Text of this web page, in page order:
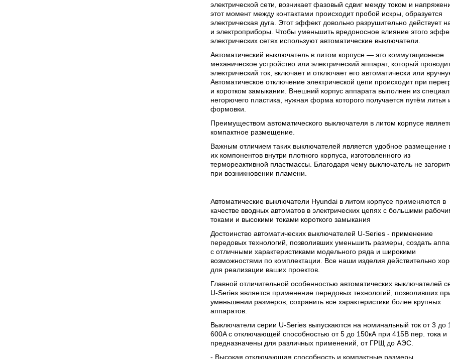
электрической сети, возникает фазовый сдвиг между током и
этот момент между контактами происходит пробой искры, образуется
электрическая дуга. Этот эффект довольно разрушительно действует
и электроприборы. Чтобы уменьшить вредоносное влияние этого
электрических сетях используют автоматические выключатели.
Автоматический выключатель в литом корпусе — это коммутационное
механическое устройство или электрический аппарат, который
электрический ток, включает и отключает его автоматически или
Автоматическое отключение электрической цепи происходит при
и коротком замыкании. Внешний корпус аппарата выполнен из
негорючего пластика, нужная форма которого получается путём литья
формовки.
Преимуществом автоматического выключателя в литом корпусе
компактное размещение.
Важным отличием таких выключателей является удобное размещение
их компонентов внутри плотного корпуса, изготовленного из
термореактивной пластмассы. Благодаря чему выключатель не
при возникновении пламени.
Автоматические выключатели Hyundai в литом корпусе применяются в
качестве вводных автоматов в электрических цепях с большими
токами и высокими токами короткого замыкания
Достоинство автоматических выключателей U-Series - применение
передовых технологий, позволивших уменьшить размеры, создать
с отличными характеристиками модельного ряда и широкими
возможностями по комплектации. Все наши изделия действительно
для реализации ваших проектов.
Главной отличительной особенностью автоматических выключателей
U-Series является применение передовых технологий, позволивших
уменьшении размеров, сохранить все характеристики более крупных
аппаратов.
Выключатели серии U-Series выпускаются на номинальный ток от 3 до 1
600A с отключающей способностью от 5 до 150кА при 415В пер. тока и
предназначены для различных применений, от ГРЩ до АЭС.
- Высокая отключающая способность и компактные размеры